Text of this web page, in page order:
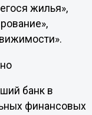
жилья»,
банк в
финансовых